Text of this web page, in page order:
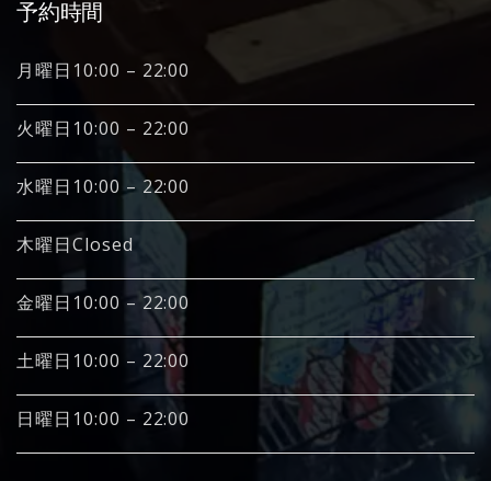
予約時間
月曜日10:00 – 22:00
火曜日10:00 – 22:00
水曜日10:00 – 22:00
木曜日Closed
金曜日10:00 – 22:00
土曜日10:00 – 22:00
日曜日10:00 – 22:00